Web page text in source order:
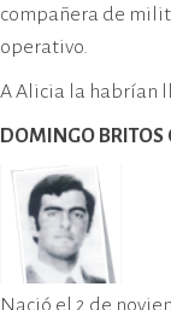
compañera de
operativo.
A Alicia la habrían
DOMINGO BRITOS
Nació el 2 de